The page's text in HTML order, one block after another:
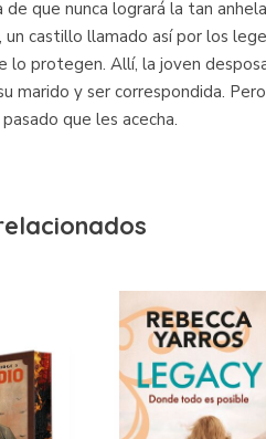
de que nunca logrará la tan
un castillo llamado así por los
lo protegen. Allí, la joven
marido y ser correspondida.
que les acecha.